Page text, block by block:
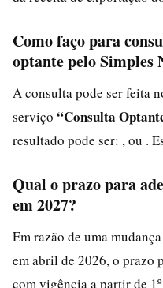
Como faço para
optante pelo Simples
A consulta pode ser feita
serviço “Consulta
resultado pode ser: , ou .
Qual o prazo para
em 2027?
Em razão de uma
em abril de 2026, o prazo
com vigência a partir de